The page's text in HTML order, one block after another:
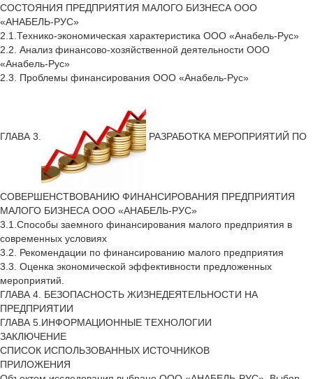
СОСТОЯНИЯ ПРЕДПРИЯТИЯ МАЛОГО БИЗНЕСА ООО
«АНАБЕЛЬ-РУС»
2.1.Технико-экономическая характеристика ООО «Анабель-Рус»
2.2. Анализ финансово-хозяйственной деятельности ООО
«Анабель-Рус»
2.3. Проблемы финансирования ООО «Анабель-Рус»
ГЛАВА 3. РАЗРАБОТКА МЕРОПРИЯТИЙ ПО
СОВЕРШЕНСТВОВАНИЮ ФИНАНСИРОВАНИЯ ПРЕДПРИЯТИЯ
МАЛОГО БИЗНЕСА ООО «АНАБЕЛЬ-РУС»
3.1.Способы заемного финансирования малого предприятия в
современных условиях
3.2. Рекомендации по финансированию малого предприятия
3.3. Оценка экономической эффективности предложенных
мероприятий.
ГЛАВА 4. БЕЗОПАСНОСТЬ ЖИЗНЕДЕЯТЕЛЬНОСТИ НА
ПРЕДПРИЯТИИ
ГЛАВА 5.ИНФОРМАЦИОННЫЕ ТЕХНОЛОГИИ
ЗАКЛЮЧЕНИЕ
СПИСОК ИСПОЛЬЗОВАННЫХ ИСТОЧНИКОВ
ПРИЛОЖЕНИЯ